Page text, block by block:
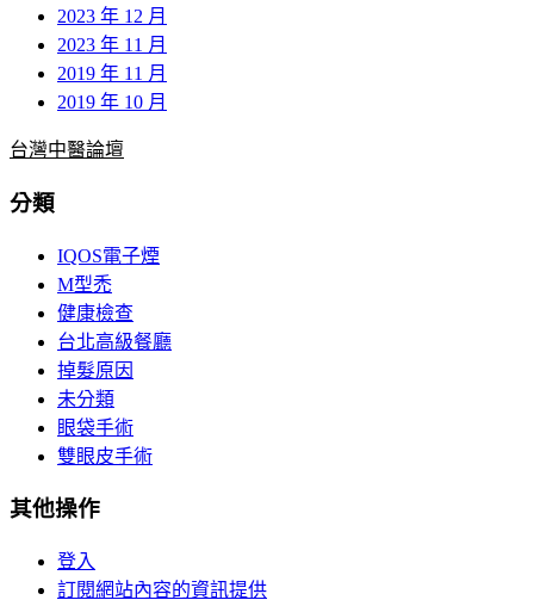
2023 年 12 月
2023 年 11 月
2019 年 11 月
2019 年 10 月
台灣中醫論壇
分類
IQOS電子煙
M型禿
健康檢查
台北高級餐廳
掉髮原因
未分類
眼袋手術
雙眼皮手術
其他操作
登入
訂閱網站內容的資訊提供